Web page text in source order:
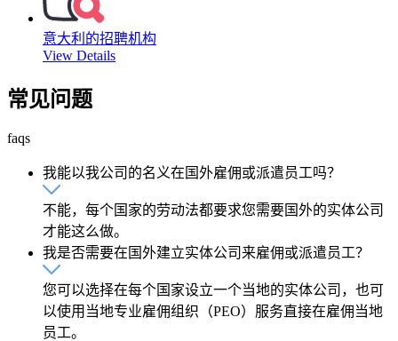
意大利的招聘机构
View Details
常见问题
faqs
我能以我公司的名义在国外雇佣或派遣员工吗？
不能，每个国家的劳动法都要求您需要国外的实体公司
才能这么做。
我是否需要在国外建立实体公司来雇佣或派遣员工？
您可以选择在每个国家设立一个当地的实体公司，也可
以使用当地专业雇佣组织（PEO）服务直接在雇佣当地
员工。